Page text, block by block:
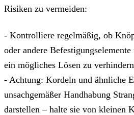
Risiken zu vermeiden:
- Kontrolliere regelmäßig, ob
oder andere
ein mögliches Lösen zu
- Achtung: Kordeln und ähnliche
unsachgemäßer Handhabung
darstellen – halte sie von kleinen